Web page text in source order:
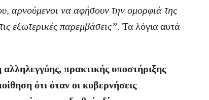
αρνούμενοι να αφήσουν την ομορφιά της
εξωτερικές παρεμβάσεις”. Τα λόγια αυτά
πρακτικής υποστήριξης
ότι όταν οι κυβερνήσεις